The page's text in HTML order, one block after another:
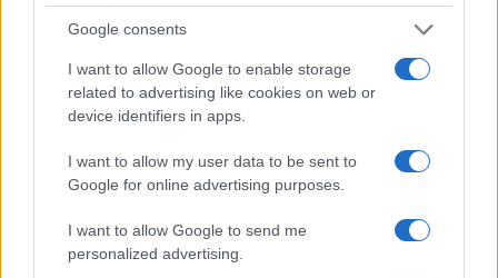
Google consents
I want to allow Google to enable storage
related to advertising like cookies on web or
device identifiers in apps.
I want to allow my user data to be sent to
Google for online advertising purposes.
I want to allow Google to send me
personalized advertising.
El Brent cae un 8.3% y arrastra a las materias primas
Lucía Herrera · 7 Ago 2026